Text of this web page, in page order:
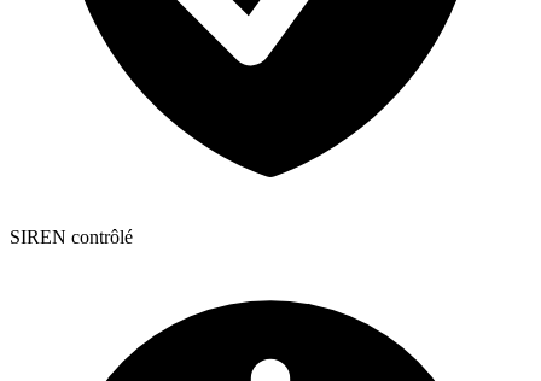
SIREN contrôlé